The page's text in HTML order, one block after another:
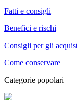
Fatti e consigli
Benefici e rischi
Consigli per gli
Come conservare
Categorie popolari